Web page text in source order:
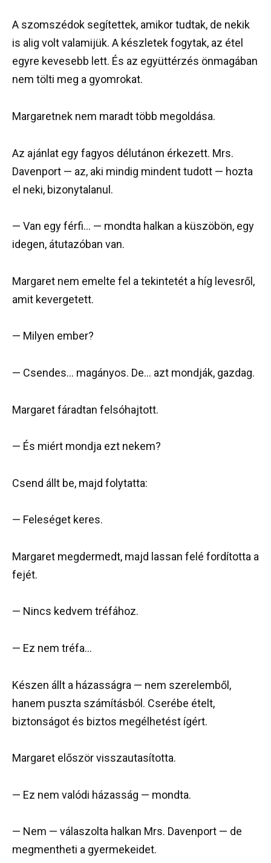
A szomszédok segítettek, amikor tudtak, de nekik
is alig volt valamijük. A készletek fogytak, az étel
egyre kevesebb lett. És az együttérzés önmagában
nem tölti meg a gyomrokat.
Margaretnek nem maradt több megoldása.
Az ajánlat egy fagyos délutánon érkezett. Mrs.
Davenport — az, aki mindig mindent tudott — hozta
el neki, bizonytalanul.
— Van egy férfi… — mondta halkan a küszöbön, egy
idegen, átutazóban van.
Margaret nem emelte fel a tekintetét a híg levesről,
amit kevergetett.
— Milyen ember?
— Csendes… magányos. De… azt mondják, gazdag.
Margaret fáradtan felsóhajtott.
— És miért mondja ezt nekem?
Csend állt be, majd folytatta:
— Feleséget keres.
Margaret megdermedt, majd lassan felé fordította a
fejét.
— Nincs kedvem tréfához.
— Ez nem tréfa…
Készen állt a házasságra — nem szerelemből,
hanem puszta számításból. Cserébe ételt,
biztonságot és biztos megélhetést ígért.
Margaret először visszautasította.
— Ez nem valódi házasság — mondta.
— Nem — válaszolta halkan Mrs. Davenport — de
megmentheti a gyermekeidet.